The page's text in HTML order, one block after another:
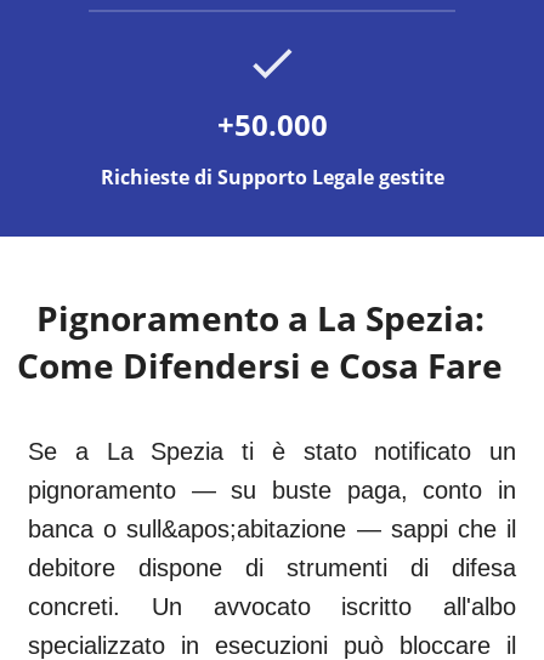
+50.000
Richieste di Supporto Legale gestite
Pignoramento a La Spezia:
Come Difendersi e Cosa Fare
Se a La Spezia ti è stato notificato un
pignoramento — su buste paga, conto in
banca o sull&apos;abitazione — sappi che il
debitore dispone di strumenti di difesa
concreti. Un avvocato iscritto all'albo
specializzato in esecuzioni può bloccare il